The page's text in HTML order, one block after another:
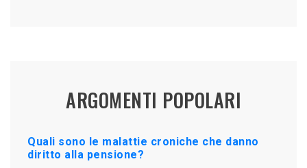
ARGOMENTI POPOLARI
Quali sono le malattie croniche che danno
diritto alla pensione?